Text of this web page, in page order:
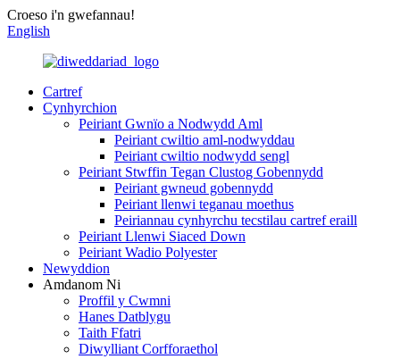
Croeso i'n gwefannau!
English
Cartref
Cynhyrchion
Peiriant Gwnïo a Nodwydd Aml
Peiriant cwiltio aml-nodwyddau
Peiriant cwiltio nodwydd sengl
Peiriant Stwffin Tegan Clustog Gobennydd
Peiriant gwneud gobennydd
Peiriant llenwi teganau moethus
Peiriannau cynhyrchu tecstilau cartref eraill
Peiriant Llenwi Siaced Down
Peiriant Wadio Polyester
Newyddion
Amdanom Ni
Proffil y Cwmni
Hanes Datblygu
Taith Ffatri
Diwylliant Corfforaethol